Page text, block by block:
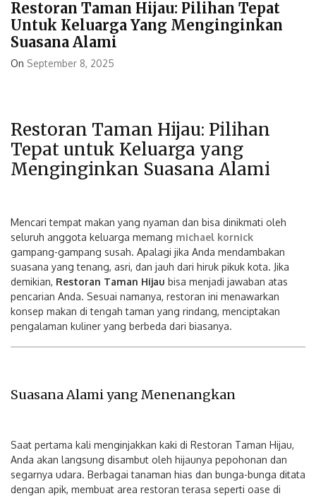
Restoran Taman Hijau: Pilihan Tepat
Untuk Keluarga Yang Menginginkan
Suasana Alami
On September 8, 2025
Restoran Taman Hijau: Pilihan
Tepat untuk Keluarga yang
Menginginkan Suasana Alami
Mencari tempat makan yang nyaman dan bisa dinikmati oleh
seluruh anggota keluarga memang michael kornick
gampang-gampang susah. Apalagi jika Anda mendambakan
suasana yang tenang, asri, dan jauh dari hiruk pikuk kota. Jika
demikian, Restoran Taman Hijau bisa menjadi jawaban atas
pencarian Anda. Sesuai namanya, restoran ini menawarkan
konsep makan di tengah taman yang rindang, menciptakan
pengalaman kuliner yang berbeda dari biasanya.
Suasana Alami yang Menenangkan
Saat pertama kali menginjakkan kaki di Restoran Taman Hijau,
Anda akan langsung disambut oleh hijaunya pepohonan dan
segarnya udara. Berbagai tanaman hias dan bunga-bunga ditata
dengan apik, membuat area restoran terasa seperti oase di